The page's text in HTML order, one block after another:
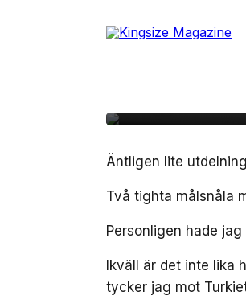
Äntligen lite
Två tighta målsnåla
Personligen hade
Ikväll är det inte lika
tycker jag mot